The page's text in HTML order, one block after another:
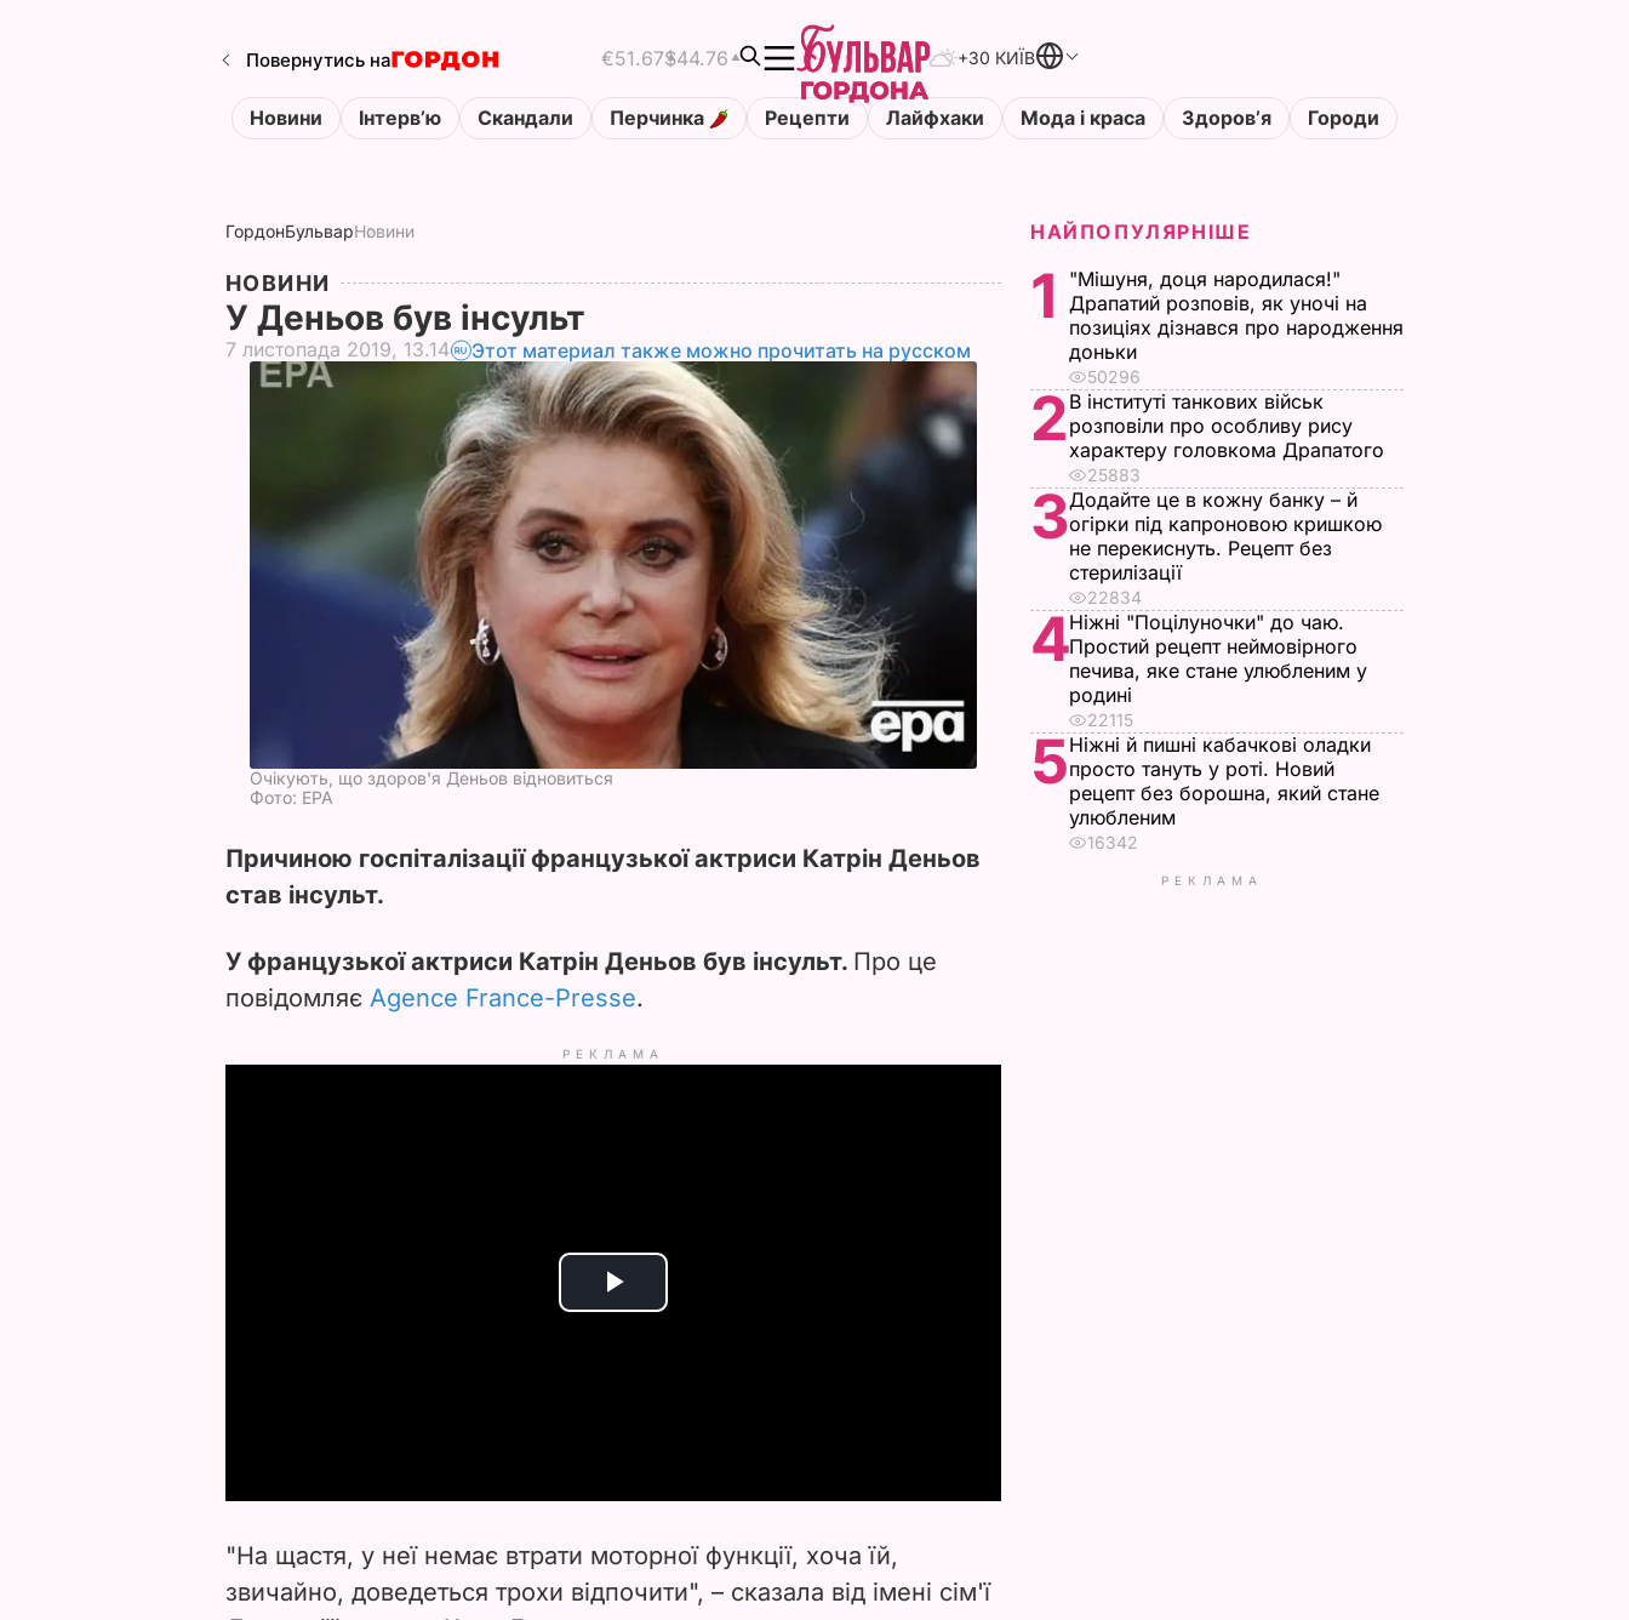
Повернутись на €51.67$44.76 +30 КИЇВ
Новини Інтервʼю Скандали Перчинка Рецепти Лайфхаки Мода і краса Здоровʼя Городи
ГордонБульварНовини
НОВИНИ
У Деньов був інсульт
7 листопада 2019, 13.14 Этот материал также можно прочитать на русском
Очікують, що здоров'я Деньов відновиться
Фото: EPA
Причиною госпіталізації французької актриси Катрін Деньов
став інсульт.
У французької актриси Катрін Деньов був інсульт. Про це
повідомляє Agence France-Presse.
РЕКЛАМА
P
i
"На щастя, у неї немає втрати моторної функції, хоча їй,
звичайно, доведеться трохи відпочити", – сказала від імені сім'ї
НАЙПОПУЛЯРНІШЕ
1
"Мішуня, доця народилася!"
Драпатий розповів, як уночі на
позиціях дізнався про народження
доньки
50296
2 В інституті танкових військ
розповіли про особливу рису
характеру головкома Драпатого
25883
3Додайте це в кожну банку – й
огірки під капроновою кришкою
не перекиснуть. Рецепт без
стерилізації
22834
4Ніжні "Поцілуночки" до чаю.
Простий рецепт неймовірного
печива, яке стане улюбленим у
родині
22115
5Ніжні й пишні кабачкові оладки
просто тануть у роті. Новий
рецепт без борошна, який стане
улюбленим
16342
РЕКЛАМА